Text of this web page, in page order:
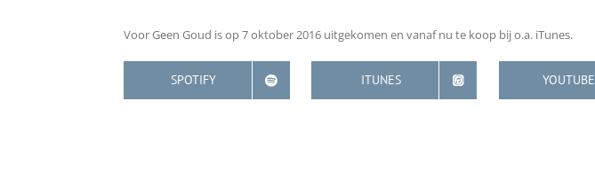
Voor Geen Goud is op 7 oktober 2016 uitgekomen en vanaf nu te koop bij o.a. iTunes.
SPOTIFY ITUNES YOUTUBE